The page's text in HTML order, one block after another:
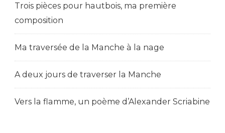
Trois pièces pour hautbois, ma première
composition
Ma traversée de la Manche à la nage
A deux jours de traverser la Manche
Vers la flamme, un poème d’Alexander Scriabine